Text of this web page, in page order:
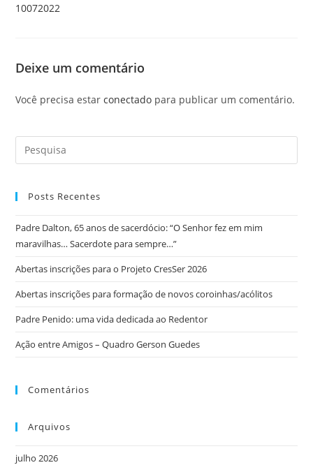
10072022
Deixe um comentário
Você precisa estarconectado para publicar um comentário.
Posts Recentes
Padre Dalton, 65 anos de sacerdócio: “O Senhor fez em mim
maravilhas… Sacerdote para sempre…”
Abertas inscrições para o Projeto CresSer 2026
Abertas inscrições para formação de novos coroinhas/acólitos
Padre Penido: uma vida dedicada ao Redentor
Ação entre Amigos – Quadro Gerson Guedes
Comentários
Arquivos
julho 2026